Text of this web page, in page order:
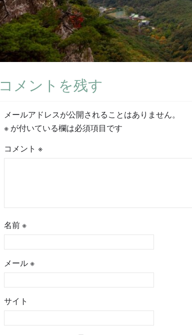
コメントを残す
メールアドレスが公開されることはありません。
※ が付いている欄は必須項目です
コメント※
名前※
メール※
サイト